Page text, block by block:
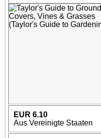
EUR 6.10
Aus Vereinigte Staaten